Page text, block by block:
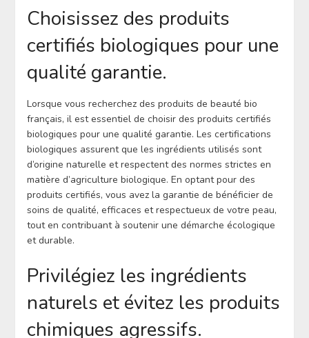
Choisissez des produits
certifiés biologiques pour une
qualité garantie.
Lorsque vous recherchez des produits de beauté bio
français, il est essentiel de choisir des produits certifiés
biologiques pour une qualité garantie. Les certifications
biologiques assurent que les ingrédients utilisés sont
d’origine naturelle et respectent des normes strictes en
matière d’agriculture biologique. En optant pour des
produits certifiés, vous avez la garantie de bénéficier de
soins de qualité, efficaces et respectueux de votre peau,
tout en contribuant à soutenir une démarche écologique
et durable.
Privilégiez les ingrédients
naturels et évitez les produits
chimiques agressifs.